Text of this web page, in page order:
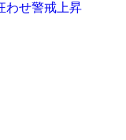
わせ警戒上昇